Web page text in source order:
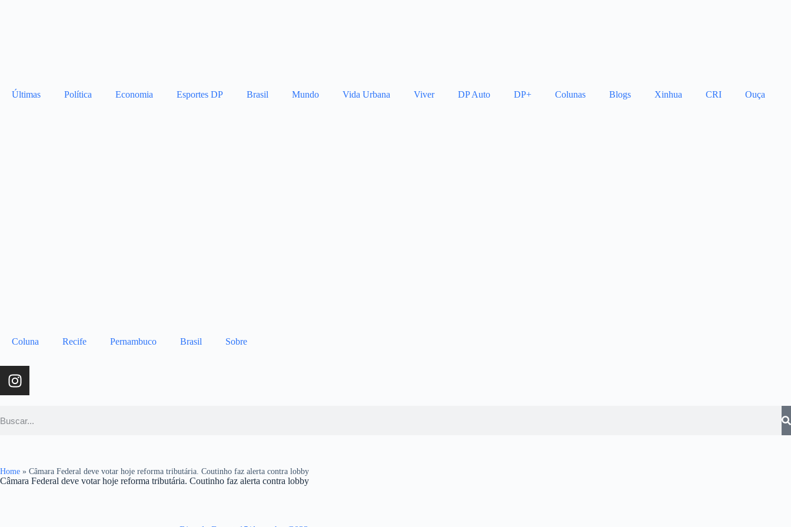
Últimas Política Economia Esportes DP Brasil Mundo Vida Urbana Viver DP Auto DP+ Colunas Blogs Xinhua CRI Ouça
Coluna Recife Pernambuco Brasil Sobre
Home » Câmara Federal deve votar hoje reforma tributária. Coutinho faz alerta contra lobby
Câmara Federal deve votar hoje reforma tributária. Coutinho faz alerta contra lobby